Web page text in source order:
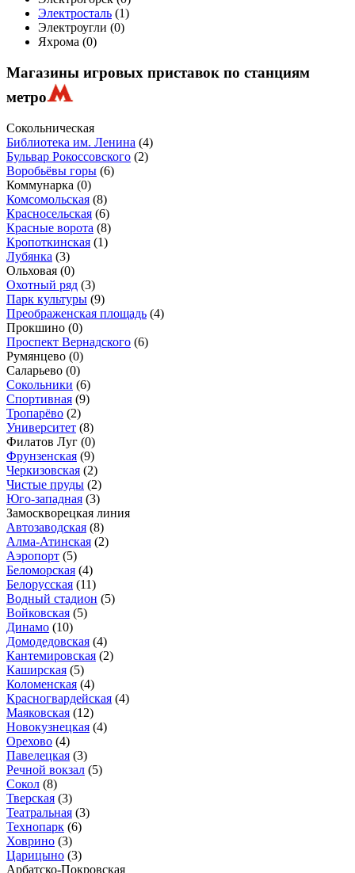
Электросталь (1)
Электроугли (0)
Яхрома (0)
Магазины игровых приставок по станциям
метро
Сокольническая
Библиотека им. Ленина (4)
Бульвар Рокоссовского (2)
Воробьёвы горы (6)
Коммунарка (0)
Комсомольская (8)
Красносельская (6)
Красные ворота (8)
Кропоткинская (1)
Лубянка (3)
Ольховая (0)
Охотный ряд (3)
Парк культуры (9)
Преображенская площадь (4)
Прокшино (0)
Проспект Вернадского (6)
Румянцево (0)
Саларьево (0)
Сокольники (6)
Спортивная (9)
Тропарёво (2)
Университет (8)
Филатов Луг (0)
Фрунзенская (9)
Черкизовская (2)
Чистые пруды (2)
Юго-западная (3)
Замоскворецкая линия
Автозаводская (8)
Алма-Атинская (2)
Аэропорт (5)
Беломорская (4)
Белорусская (11)
Водный стадион (5)
Войковская (5)
Динамо (10)
Домодедовская (4)
Кантемировская (2)
Каширская (5)
Коломенская (4)
Красногвардейская (4)
Маяковская (12)
Новокузнецкая (4)
Орехово (4)
Павелецкая (3)
Речной вокзал (5)
Сокол (8)
Тверская (3)
Театральная (3)
Технопарк (6)
Ховрино (3)
Царицыно (3)
Арбатско-Покровская